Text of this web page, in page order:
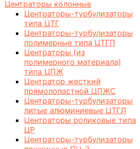
Центраторы колонные
Центраторы-турбулизаторы
типа ЦТГ
Центраторы-турбулизаторы
полимерные типа ЦТГП
Центраторы (из
полимерного материала)
типа ЦПЖ
Центратор жесткий
прямолопастной ЦПЖС
Центраторы-турбулизаторы
литые алюминиевые ЦТГЛ
Центраторы роликовые типа
ЦР
Центраторы-турбулизаторы